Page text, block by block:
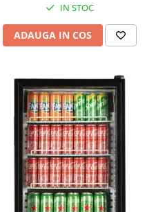
IN STOC
ADAUGA IN COS